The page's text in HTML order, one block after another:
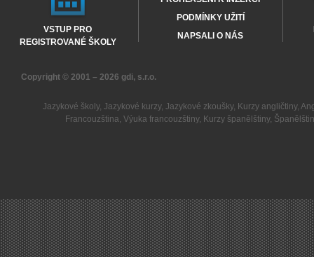
VSTUP PRO
REGISTROVANÉ ŠKOLY
PODMÍNKY UŽITÍ
NAPSALI O NÁS
Copyright © 2001 – 2026 gdi, s.r.o.
Jazykové školy, Jazykové kurzy, Jazykové zkoušky, Kurzy angličtiny,
Francouzština,Výuka francouzštiny, Kurzy španělštiny,